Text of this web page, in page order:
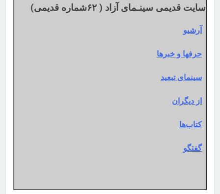
سایت قدیمی سینـمای آزاد ( ۶۲شماره قدیمی)
آرشیو
حرفها و خبرها
سینمای تبعید
از دیگران
کتاب‌ها
گفتگو